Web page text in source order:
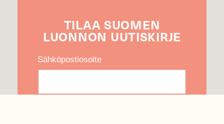
TILAA SUOMEN
LUONNON UUTIS­KIRJE
Sähköpostiosoite